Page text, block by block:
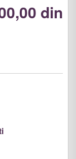
din